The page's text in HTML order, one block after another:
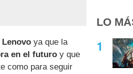
ya que la
en el futuro y que
como para seguir
LO